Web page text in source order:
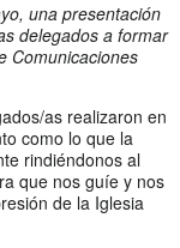
una presentación
delegados a formar
Comunicaciones
as realizaron en
como lo que la
rindiéndonos al
que nos guíe y nos
de la Iglesia